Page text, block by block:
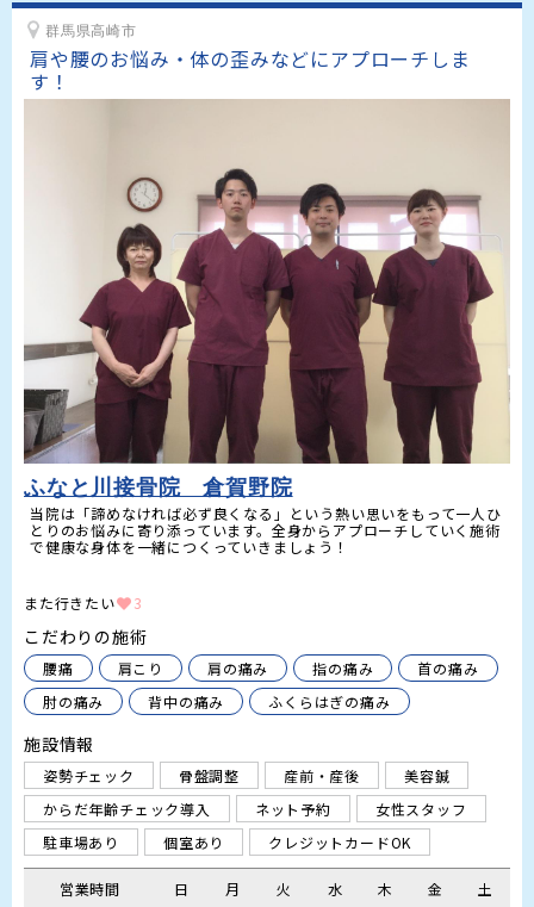
群馬県高崎市
肩や腰のお悩み・体の歪みなどにアプローチしま
す！
ふなと川接骨院 倉賀野院
当院は「諦めなければ必ず良くなる」という熱い思いをもって一人ひ
とりのお悩みに寄り添っています。全身からアプローチしていく施術
で健康な身体を一緒につくっていきましょう！
また行きたい 3
こだわりの施術
腰痛 肩こり 肩の痛み 指の痛み
首の痛み
肘の痛み
背中の痛み ふくらはぎの痛み
施設情報
姿勢チェック 骨盤調整 産前・産後
美容鍼
からだ年齢チェック導入
ネット予約
女性スタッフ
駐車場あり
個室あり クレジットカードOK
営業時間 日 月 火 水 木 金 土